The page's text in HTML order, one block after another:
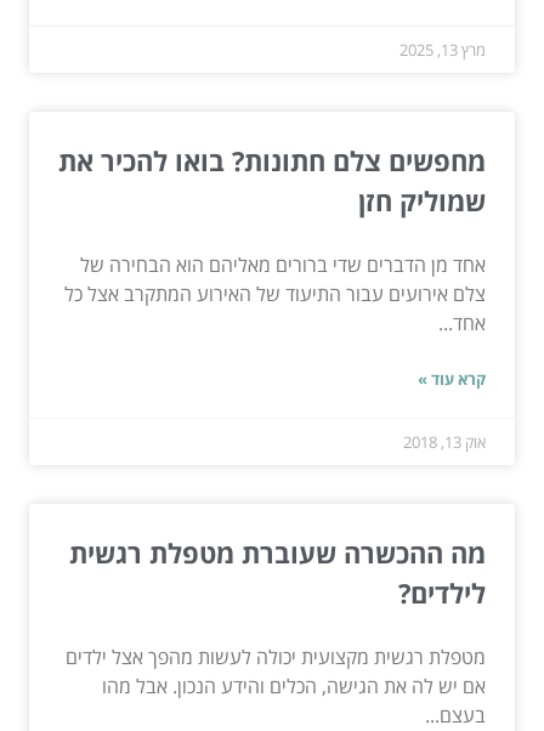
מרץ 13, 2025
מחפשים צלם חתונות? בואו להכיר את
שמוליק חזן
אחד מן הדברים שדי ברורים מאליהם הוא הבחירה של
צלם אירועים עבור התיעוד של האירוע המתקרב אצל כל
אחד...
קרא עוד »
אוק 13, 2018
מה ההכשרה שעוברת מטפלת רגשית
לילדים?
מטפלת רגשית מקצועית יכולה לעשות מהפך אצל ילדים
אם יש לה את הגישה, הכלים והידע הנכון. אבל מהו
בעצם...